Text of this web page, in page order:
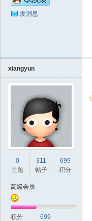
发消息
xiangyun
0
主题
311
帖子
699
积分
高级会员
积分 699